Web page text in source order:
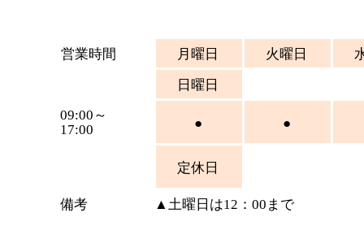
営業時間 月曜日 火曜日
日曜日
09:00～
17:00
● ●
定休日
備考 ▲土曜日は12：00まで